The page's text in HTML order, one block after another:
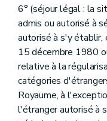
6° (séjour légal : la
admis ou autorisé à
autorisé à s'y établir,
15 décembre 1980
relative à la
catégories
Royaume, à
l'étranger autorisé à